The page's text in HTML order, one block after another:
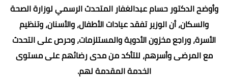
وأوضح الدكتور حسام عبدالغفار المتحدث الرسمي لوزارة الصحة
والسكان، أن الوزير تفقد عيادات الأطفال، والأسنان، وتنظيم
الأسرة، وراجع مخزون الأدوية والمستلزمات، وحرص على التحدث
مع المرضى وأسرهم، للتأكد من مدى رضائهم على مستوى
الخدمة المقدمة لهم.